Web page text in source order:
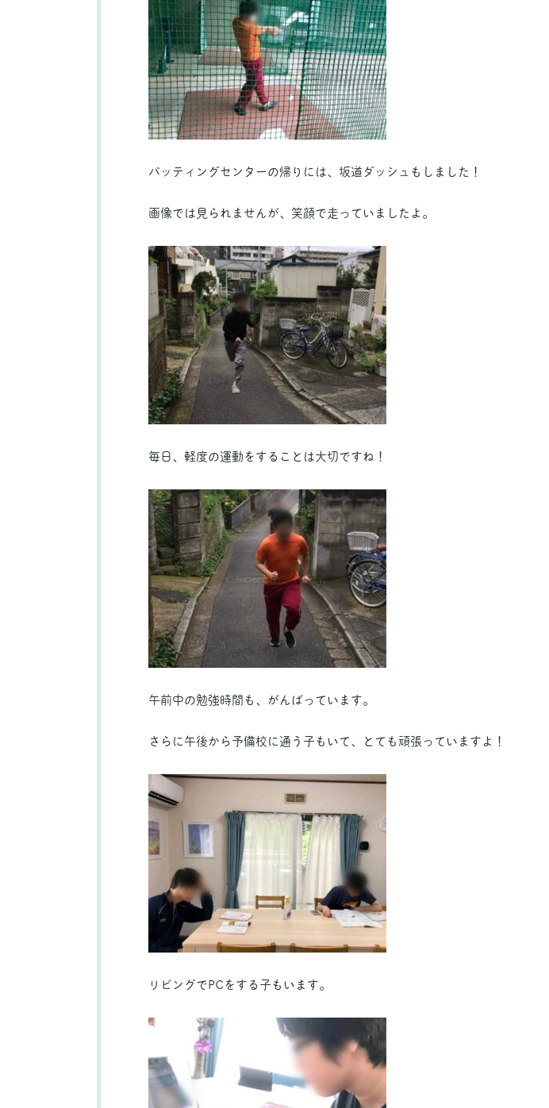
バッティングセンターの帰りには、坂道ダッシュもしました！
画像では見られませんが、笑顔で走っていましたよ。
毎日、軽度の運動をすることは大切ですね！
午前中の勉強時間も、がんばっています。
さらに午後から予備校に通う子もいて、とても頑張っていますよ！
リビングでPCをする子もいます。